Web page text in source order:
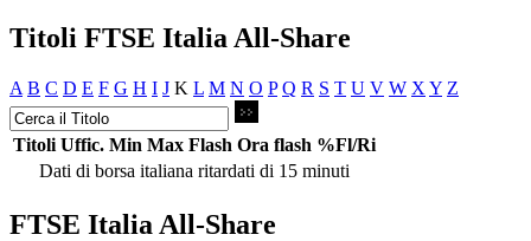
Titoli FTSE Italia All-Share
A B C D E F G H I J K L M N O P Q R S T U V W X Y Z
Titoli Uffic. Min Max Flash Ora flash %Fl/Ri
Dati di borsa italiana ritardati di 15 minuti
FTSE Italia All-Share